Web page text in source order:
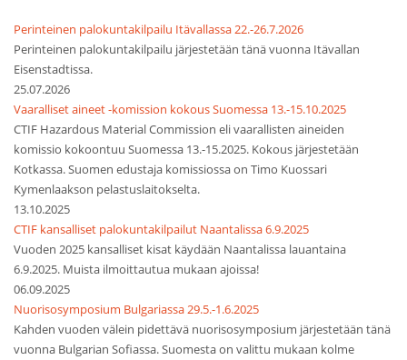
Perinteinen palokuntakilpailu Itävallassa 22.-26.7.2026
Perinteinen palokuntakilpailu järjestetään tänä vuonna Itävallan
Eisenstadtissa.
25.07.2026
Vaaralliset aineet -komission kokous Suomessa 13.-15.10.2025
CTIF Hazardous Material Commission eli vaarallisten aineiden
komissio kokoontuu Suomessa 13.-15.2025. Kokous järjestetään
Kotkassa. Suomen edustaja komissiossa on Timo Kuossari
Kymenlaakson pelastuslaitokselta.
13.10.2025
CTIF kansalliset palokuntakilpailut Naantalissa 6.9.2025
Vuoden 2025 kansalliset kisat käydään Naantalissa lauantaina
6.9.2025. Muista ilmoittautua mukaan ajoissa!
06.09.2025
Nuorisosymposium Bulgariassa 29.5.-1.6.2025
Kahden vuoden välein pidettävä nuorisosymposium järjestetään tänä
vuonna Bulgarian Sofiassa. Suomesta on valittu mukaan kolme